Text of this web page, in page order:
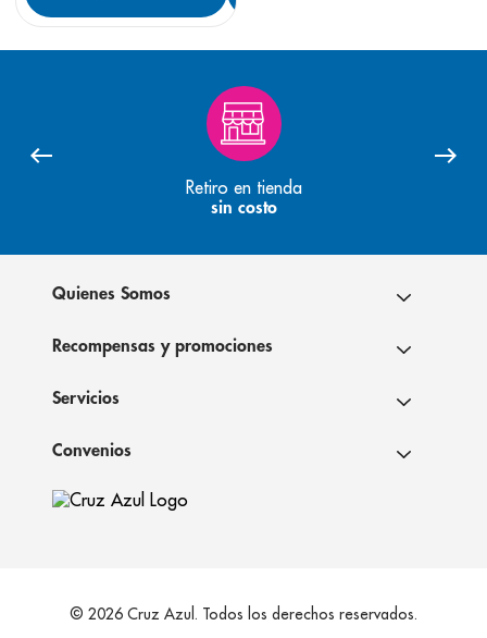
Retiro en tienda
sin costo
Quienes Somos
Recompensas y promociones
Servicios
Convenios
© 2026 Cruz Azul. Todos los derechos reservados.